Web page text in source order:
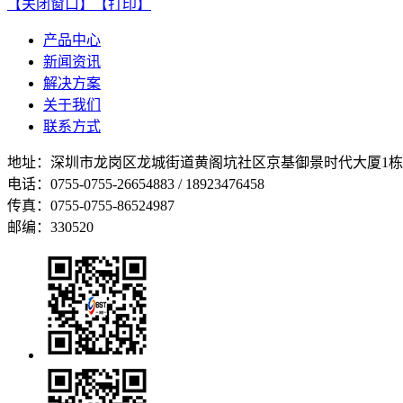
【关闭窗口】 【打印】
产品中心
新闻资讯
解决方案
关于我们
联系方式
地址： 深圳市龙岗区龙城街道黄阁坑社区京基御景时代大厦1
电话： 0755-0755-26654883 / 18923476458
传真： 0755-0755-86524987
邮编：330520